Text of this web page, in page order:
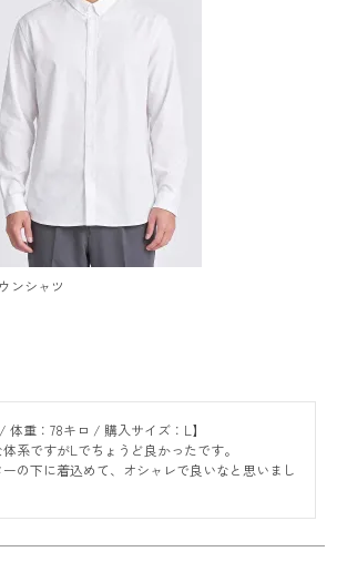
ンシャツ
/ 体重：78キロ / 購入サイズ：L】
系ですがLでちょうど良かったです。
の下に着込めて、オシャレで良いなと思いまし